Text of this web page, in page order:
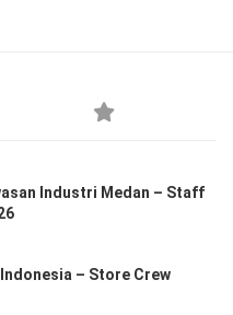
Industri Medan – Staff
– Store Crew